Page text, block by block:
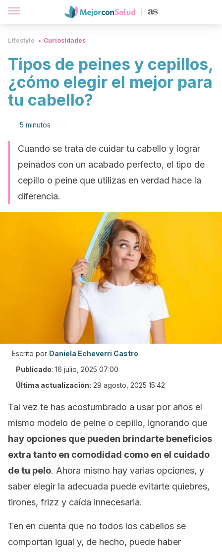
Lifestyle Curiosidades
Tipos de peines y cepillos,
¿cómo elegir el mejor para
tu cabello?
5 minutos
Cuando se trata de cuidar tu cabello y lograr
peinados con un acabado perfecto, el tipo de
cepillo o peine que utilizas en verdad hace la
diferencia.
Escrito por Daniela Echeverri Castro
Publicado: 16 julio, 2025 07:00
Última actualización: 29 agosto, 2025 15:42
Tal vez te has acostumbrado a usar por años el
mismo modelo de peine o cepillo, ignorando que
hay opciones que pueden brindarte beneficios
extra tanto en comodidad como en el cuidado
de tu pelo. Ahora mismo hay varias opciones, y
saber elegir la adecuada puede evitarte quiebres,
tirones, frizz y caída innecesaria.
Ten en cuenta que no todos los cabellos se
comportan igual y, de hecho, puede haber